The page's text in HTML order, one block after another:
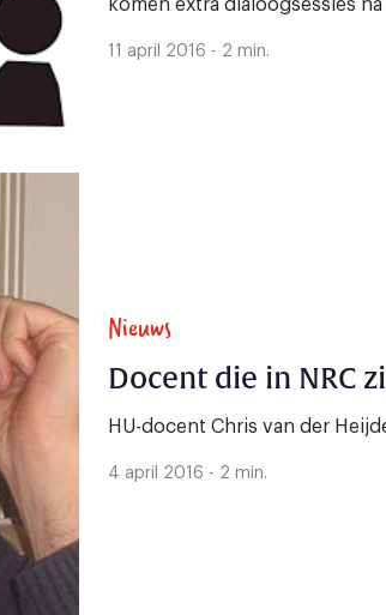
komen extra dialoogsessies
11 april 2016 - 2 min.
Nieuws
Docent die in NRC
HU-docent Chris van der
4 april 2016 - 2 min.